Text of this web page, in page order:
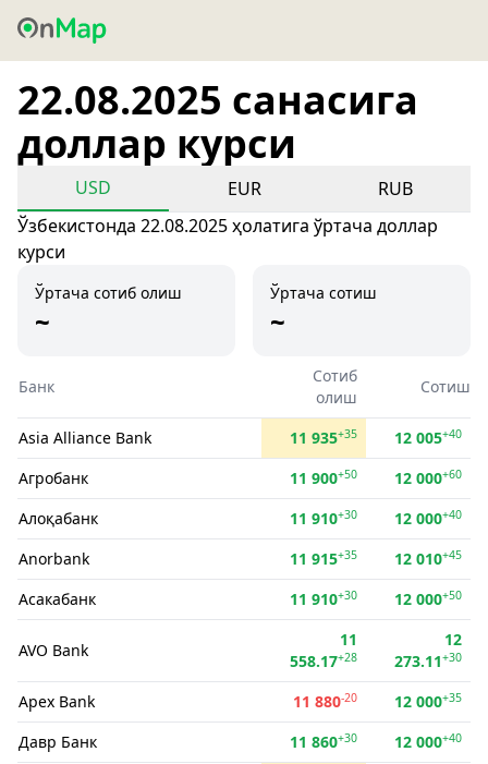
22.08.2025 санасига
доллар курси
USD EUR
RUB
Ўзбекистонда 22.08.2025 ҳолатига ўртача доллар
курси
Ўртача сотиб олиш
~
Ўртача сотиш
~
Банк
Сотиб
олиш
Сотиш
Asia Alliance Bank 11 935+35 12 005+40
Агробанк 11 900+50 12 000+60
Алоқабанк 11 910+30 12 000+40
Anorbank 11 915+35 12 010+45
Асакабанк 11 910+30 12 000+50
AVO Bank
11
558.17+28
12
273.11+30
Apex Bank 11 880-20 12 000+35
Давр Банк 11 860+30 12 000+40